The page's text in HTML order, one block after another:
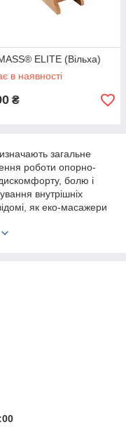
ELITE (Вільха)
в наявності
₴
загальне
роботи опорно-
болю і
внутрішніх
як еко-масажери
ролики різної
масажері
комплектуються
універсальним та
рух вперед-назад. При
черевного